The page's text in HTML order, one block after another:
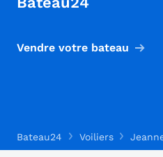
Vendre votre bateau
Bateau24 Voiliers